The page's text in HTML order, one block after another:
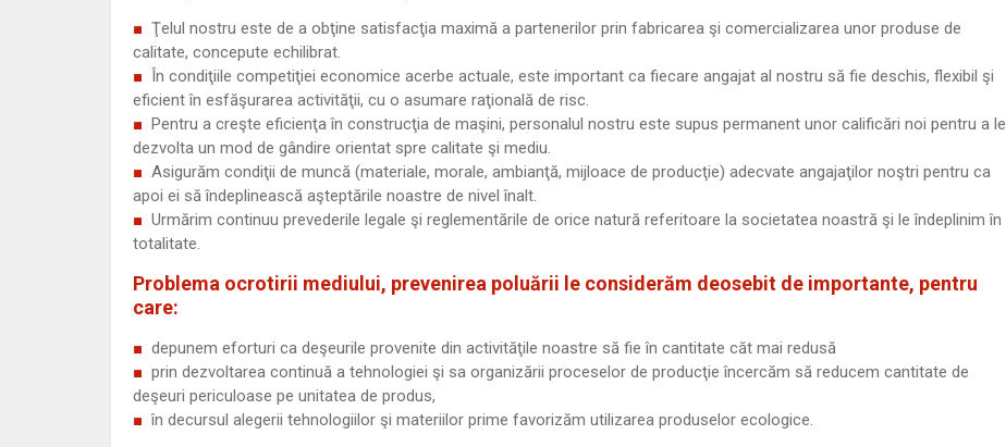
Ţelul nostru este de a obţine satisfacţia maximă a partenerilor prin fabricarea şi comercializarea unor produse de
calitate, concepute echilibrat.
În condiţiile competiţiei economice acerbe actuale, este important ca fiecare angajat al nostru să fie deschis, flexibil şi
eficient în esfăşurarea activităţii, cu o asumare raţională de risc.
Pentru a creşte eficienţa în construcţia de maşini, personalul nostru este supus permanent unor calificări noi pentru a le
dezvolta un mod de gândire orientat spre calitate şi mediu.
Asigurăm condiţii de muncă (materiale, morale, ambianţă, mijloace de producţie) adecvate angajaţilor noştri pentru ca
apoi ei să îndeplinească aşteptările noastre de nivel înalt.
Urmărim continuu prevederile legale şi reglementările de orice natură referitoare la societatea noastră şi le îndeplinim în
totalitate.
Problema ocrotirii mediului, prevenirea poluării le considerăm deosebit de importante, pentru
care:
depunem eforturi ca deşeurile provenite din activităţile noastre să fie în cantitate căt mai redusă
prin dezvoltarea continuă a tehnologiei şi sa organizării proceselor de producţie încercăm să reducem cantitate de
deşeuri periculoase pe unitatea de produs,
în decursul alegerii tehnologiilor şi materiilor prime favorizăm utilizarea produselor ecologice.